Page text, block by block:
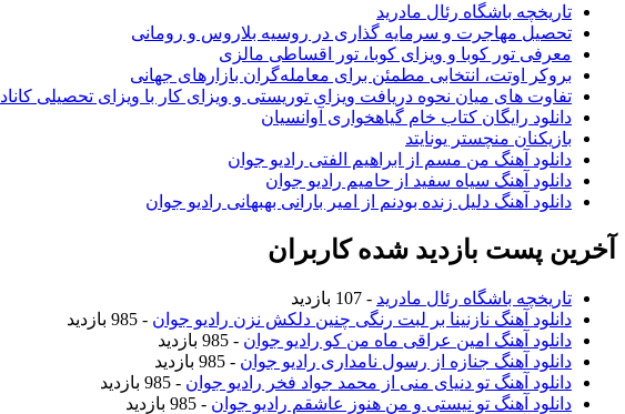
تاریخچه باشگاه رئال مادرید
تحصیل مهاجرت و سرمایه گذاری در روسیه بلاروس و رومانی
معرفی تور کوبا و ویزای کوبا، تور اقساطی مالزی
بروکر اوتت، انتخابی مطمئن برای معامله‌گران بازارهای جهانی
تفاوت های میان نحوه دریافت ویزای توریستی و ویزای کار با ویزای تحصیلی کانادا
دانلود رایگان کتاب خام گیاهخواری آوانسیان
بازیکنان منچستر یونایتد
دانلود آهنگ من مسم از ابراهیم الفتی رادیو جوان
دانلود آهنگ سیاه سفید از حامیم رادیو جوان
دانلود آهنگ دلیل زنده بودنم از امیر بارانی بهبهانی رادیو جوان
آخرین پست بازدید شده کاربران
تاریخچه باشگاه رئال مادرید - 107 بازدید
دانلود آهنگ نازنینا بر لبت رنگی چنین دلکش نزن رادیو جوان - 985 بازدید
دانلود آهنگ امین عراقی ماه من کو رادیو جوان - 985 بازدید
دانلود آهنگ جنازه از رسول نامداری رادیو جوان - 985 بازدید
دانلود آهنگ تو دنیای منی از محمد جواد فخر رادیو جوان - 985 بازدید
دانلود آهنگ تو نیستی و من هنوز عاشقم رادیو جوان - 985 بازدید